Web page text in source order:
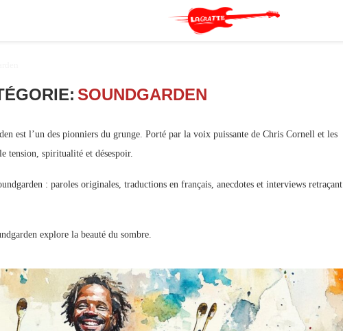
SOUNDGARDEN
est l’un des pionniers du grunge. Porté par la voix puissante de Chris Cornell et les
tension, spiritualité et désespoir.
: paroles originales, traductions en français, anecdotes et interviews retraçant
explore la beauté du sombre.